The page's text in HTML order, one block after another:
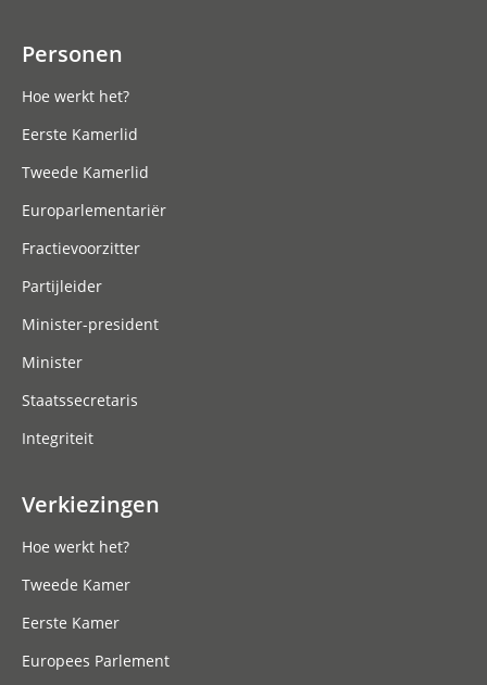
Personen
Hoe werkt het?
Eerste Kamerlid
Tweede Kamerlid
Europarlementariër
Fractievoorzitter
Partijleider
Minister-president
Minister
Staatssecretaris
Integriteit
Verkiezingen
Hoe werkt het?
Tweede Kamer
Eerste Kamer
Europees Parlement